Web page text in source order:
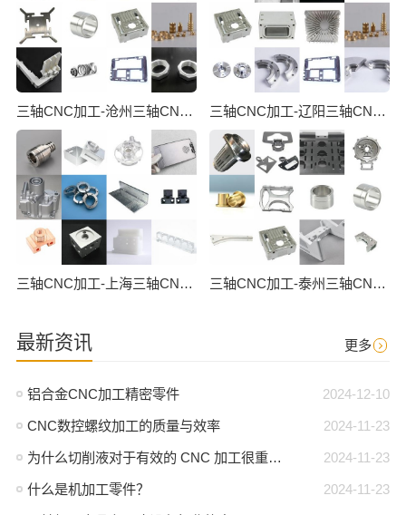
三轴CNC加工-沧州三轴CNC数控加工 三轴CNC加工-辽阳三轴CNC数控加工
三轴CNC加工-上海三轴CNC数控加工 三轴CNC加工-泰州三轴CNC数控加工
最新资讯 更多
2024-12-10
铝合金CNC加工精密零件
2024-11-23
CNC数控螺纹加工的质量与效率
2024-11-23
为什么切削液对于有效的 CNC 加工很重要？
2024-11-23
什么是机加工零件？